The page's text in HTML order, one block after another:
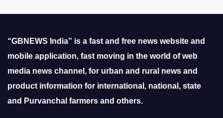
“GBNEWS India” is a fast and free news website and
mobile application, fast moving in the world of web
media news channel, for urban and rural news and
product information for international, national, state
and Purvanchal farmers and others.